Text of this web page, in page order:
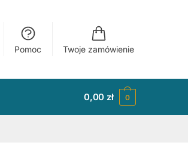
Pomoc Twoje zamówienie
0,00zł 0